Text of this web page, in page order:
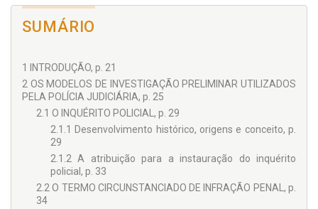
SUMÁRIO
1 INTRODUÇÃO, p. 21
2 OS MODELOS DE INVESTIGAÇÃO PRELIMINAR UTILIZADOS
PELA POLÍCIA JUDICIÁRIA, p. 25
2.1 O INQUÉRITO POLICIAL, p. 29
2.1.1 Desenvolvimento histórico, origens e conceito, p.
29
2.1.2 A atribuição para a instauração do inquérito
policial, p. 33
2.2 O TERMO CIRCUNSTANCIADO DE INFRAÇÃO PENAL, p.
34